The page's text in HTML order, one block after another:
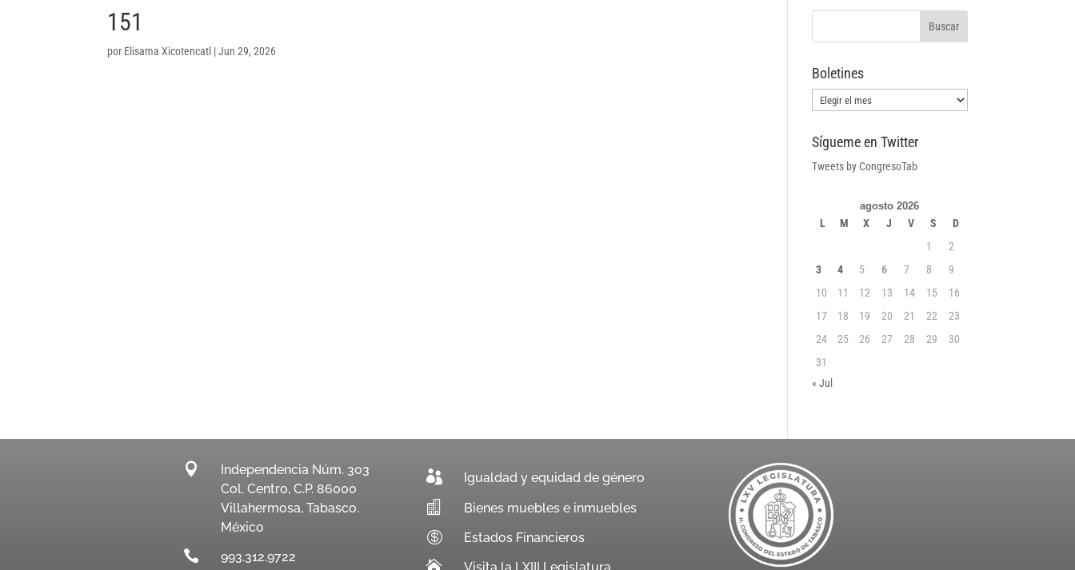
151
por Elisama Xicotencatl |Jun 29, 2026
Boletines
Boletines
Sígueme en Twitter
Tweets by CongresoTab
agosto 2026
L M X J V S
D
1
2
3
4 5 6 7 8
9
10
11 12 13 14 15
16
17
18 19 20 21 22
23
24
25 26 27 28 29
30
31
« Jul

Independencia Núm. 303
Col. Centro, C.P. 86000
Villahermosa, Tabasco.
México

993.312.9722
 Igualdad y equidad de género
 Bienes muebles e inmuebles
 Estados Financieros
